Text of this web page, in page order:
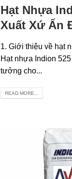
Hạt Nhựa
Xuất Xứ Ấn
1. Giới thiệu về hạt
Hạt nhựa Indion
tưởng cho...
READ MORE...